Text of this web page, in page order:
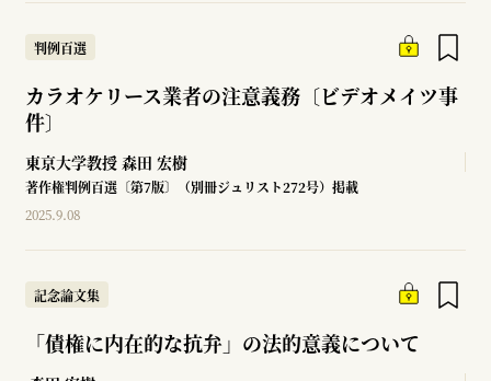
判例百選
カラオケリース業者の注意義務〔ビデオメイツ事
件〕
東京大学教授 森田 宏樹
著作権判例百選〔第7版〕（別冊ジュリスト272号）掲載
2025.9.08
記念論文集
「債権に内在的な抗弁」の法的意義について